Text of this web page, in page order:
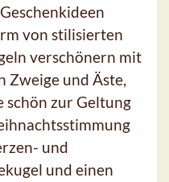
von stilisierten
verschönern mit
Zweige und Äste,
schön zur Geltung
und
und einen